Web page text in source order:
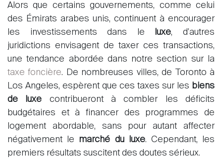
Alors que certains gouvernements, comme celui
des Émirats arabes unis, continuent à encourager
les investissements dans le
luxe, d'autres
juridictions envisagent de taxer ces transactions,
une tendance abordée dans notre section sur la
taxe foncière. De nombreuses villes, de Toronto à
Los Angeles, espèrent que ces taxes sur les biens
de luxe contribueront à combler les déficits
budgétaires et à financer des programmes de
logement abordable, sans pour autant affecter
négativement le marché du luxe. Cependant, les
premiers résultats suscitent des doutes sérieux.